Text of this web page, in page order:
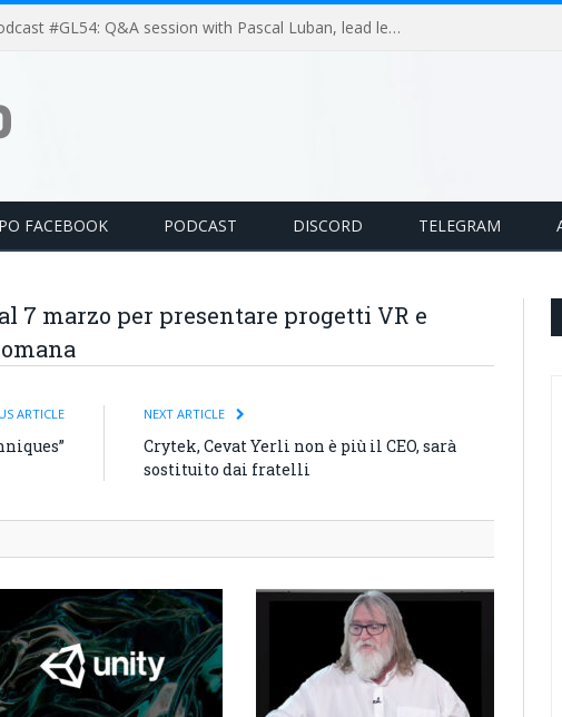
GameLoop Podcast #GL54: Q&A session with Pascal Luban, lead level designer on Splinter Cell multiplayer games
FACEBOOK PODCAST DISCORD TELEGRAM
7 marzo per presentare progetti VR e
ARTICLE NEXT ARTICLE
Crytek, Cevat Yerli non è più il CEO, sarà
sostituito dai fratelli